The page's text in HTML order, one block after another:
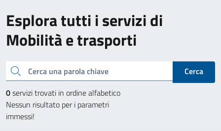
Esplora tutti i servizi di
Mobilità e trasporti
Cerca una parola chiave
Cerca
0servizi trovati in ordine alfabetico
Nessun risultato per i parametri
immessi!